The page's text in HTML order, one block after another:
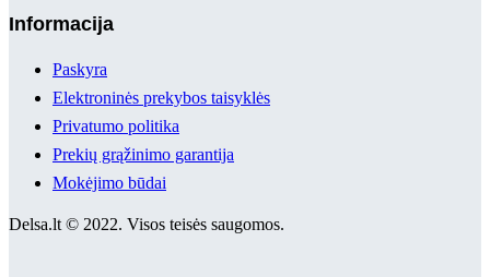
Informacija
Paskyra
Elektroninės prekybos taisyklės
Privatumo politika
Prekių grąžinimo garantija
Mokėjimo būdai
Delsa.lt © 2022. Visos teisės saugomos.